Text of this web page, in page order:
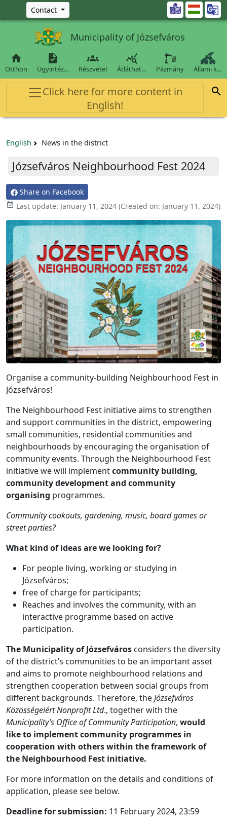
Ugrás a fő tartalomra
Contact 
Municipality of Józsefváros

Otthon

Ügyintéz…

Részvétel

Átláthat… Pázmány Állami k…
Click here for more content in
English!

English News in the district
Józsefváros Neighbourhood Fest 2024
Share on Facebook
 Last update: January 11, 2024 (Created on: January 11, 2024)
Organise a community-building Neighbourhood Fest in
Józsefváros!
The Neighbourhood Fest initiative aims to strengthen
and support communities in the district, empowering
small communities, residential communities and
neighbourhoods by encouraging the organisation of
community events. Through the Neighbourhood Fest
initiative we will implementcommunity building,
community development and community
organising programmes.
Community cookouts, gardening, music, board games or
street parties?
What kind of ideas are we looking for?
For people living, working or studying in
Józsefváros;
free of charge for participants;
Reaches and involves the community, with an
interactive programme based on active
participation.
The Municipality of Józsefváros considers the diversity
of the district’s communities to be an important asset
and aims to promote neighbourhood relations and
strengthen cooperation between social groups from
different backgrounds. Therefore, theJózsefváros
Közösségeiért Nonprofit Ltd., together with the
Municipality’s Office of Community Participation, would
like to implement community programmes in
cooperation with others within the framework of
the Neighbourhood Fest initiative.
For more information on the details and conditions of
application, please see below.
Deadline for submission: 11 February 2024, 23:59